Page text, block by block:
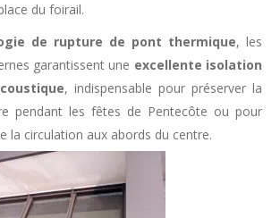
du foirail.
de rupture de pont thermique, les
garantissent une excellente isolation
, indispensable pour préserver la
pendant les fêtes de Pentecôte ou pour
la circulation aux abords du centre.